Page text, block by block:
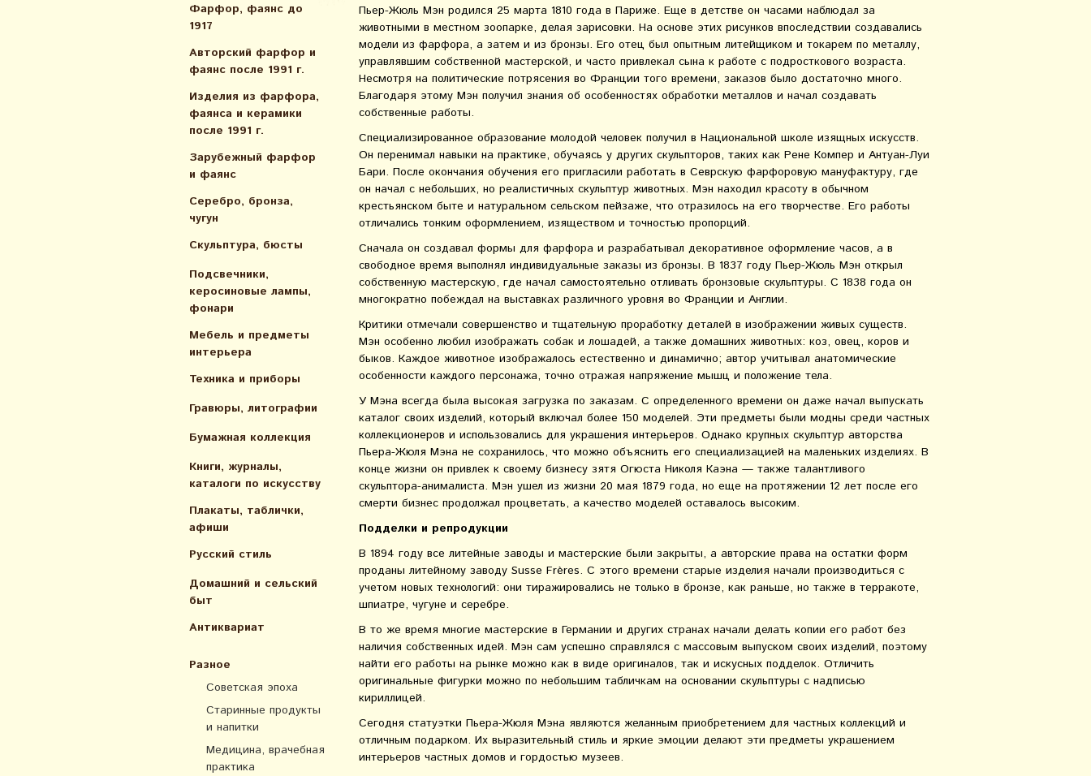
Фарфор, фаянс до
1917
Авторский фарфор и
фаянс после 1991 г.
Изделия из фарфора,
фаянса и керамики
после 1991 г.
Зарубежный фарфор
и фаянс
Серебро, бронза,
чугун
Скульптура, бюсты
Подсвечники,
керосиновые лампы,
фонари
Мебель и предметы
интерьера
Техника и приборы
Гравюры, литографии
Бумажная коллекция
Книги, журналы,
каталоги по искусcтву
Плакаты, таблички,
афиши
Русский стиль
Домашний и сельский
быт
Антиквариат
Разное
Советская эпоха
Старинные продукты
и напитки
Медицина, врачебная
практика
Пьер-Жюль Мэн родился 25 марта 1810 года в Париже. Еще в детстве он часами наблюдал за
животными в местном зоопарке, делая зарисовки. На основе этих рисунков впоследствии создавались
модели из фарфора, а затем и из бронзы. Его отец был опытным литейщиком и токарем по металлу,
управлявшим собственной мастерской, и часто привлекал сына к работе с подросткового возраста.
Несмотря на политические потрясения во Франции того времени, заказов было достаточно много.
Благодаря этому Мэн получил знания об особенностях обработки металлов и начал создавать
собственные работы.
Специализированное образование молодой человек получил в Национальной школе изящных искусств.
Он перенимал навыки на практике, обучаясь у других скульпторов, таких как Рене Компер и Антуан-Луи
Бари. После окончания обучения его пригласили работать в Севрскую фарфоровую мануфактуру, где
он начал с небольших, но реалистичных скульптур животных. Мэн находил красоту в обычном
крестьянском быте и натуральном сельском пейзаже, что отразилось на его творчестве. Его работы
отличались тонким оформлением, изяществом и точностью пропорций.
Сначала он создавал формы для фарфора и разрабатывал декоративное оформление часов, а в
свободное время выполнял индивидуальные заказы из бронзы. В 1837 году Пьер-Жюль Мэн открыл
собственную мастерскую, где начал самостоятельно отливать бронзовые скульптуры. С 1838 года он
многократно побеждал на выставках различного уровня во Франции и Англии.
Критики отмечали совершенство и тщательную проработку деталей в изображении живых существ.
Мэн особенно любил изображать собак и лошадей, а также домашних животных: коз, овец, коров и
быков. Каждое животное изображалось естественно и динамично; автор учитывал анатомические
особенности каждого персонажа, точно отражая напряжение мышц и положение тела.
У Мэна всегда была высокая загрузка по заказам. С определенного времени он даже начал выпускать
каталог своих изделий, который включал более 150 моделей. Эти предметы были модны среди частных
коллекционеров и использовались для украшения интерьеров. Однако крупных скульптур авторства
Пьера-Жюля Мэна не сохранилось, что можно объяснить его специализацией на маленьких изделиях. В
конце жизни он привлек к своему бизнесу зятя Огюста Николя Каэна — также талантливого
скульптора-анималиста. Мэн ушел из жизни 20 мая 1879 года, но еще на протяжении 12 лет после его
смерти бизнес продолжал процветать, а качество моделей оставалось высоким.
Подделки и репродукции
В 1894 году все литейные заводы и мастерские были закрыты, а авторские права на остатки форм
проданы литейному заводу Susse Frères. С этого времени старые изделия начали производиться с
учетом новых технологий: они тиражировались не только в бронзе, как раньше, но также в терракоте,
шпиатре, чугуне и серебре.
В то же время многие мастерские в Германии и других странах начали делать копии его работ без
наличия собственных идей. Мэн сам успешно справлялся с массовым выпуском своих изделий, поэтому
найти его работы на рынке можно как в виде оригиналов, так и искусных подделок. Отличить
оригинальные фигурки можно по небольшим табличкам на основании скульптуры с надписью
кириллицей.
Сегодня статуэтки Пьера-Жюля Мэна являются желанным приобретением для частных коллекций и
отличным подарком. Их выразительный стиль и яркие эмоции делают эти предметы украшением
интерьеров частных домов и гордостью музеев.